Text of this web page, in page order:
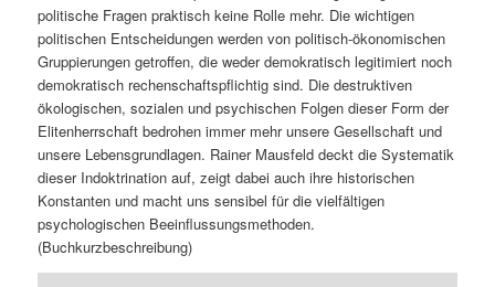
politische Fragen praktisch keine Rolle mehr. Die wichtigen
politischen Entscheidungen werden von politisch-ökonomischen
Gruppierungen getroffen, die weder demokratisch legitimiert noch
demokratisch rechenschaftspflichtig sind. Die destruktiven
ökologischen, sozialen und psychischen Folgen dieser Form der
Elitenherrschaft bedrohen immer mehr unsere Gesellschaft und
unsere Lebensgrundlagen. Rainer Mausfeld deckt die Systematik
dieser Indoktrination auf, zeigt dabei auch ihre historischen
Konstanten und macht uns sensibel für die vielfältigen
psychologischen Beeinflussungsmethoden.
(Buchkurzbeschreibung)